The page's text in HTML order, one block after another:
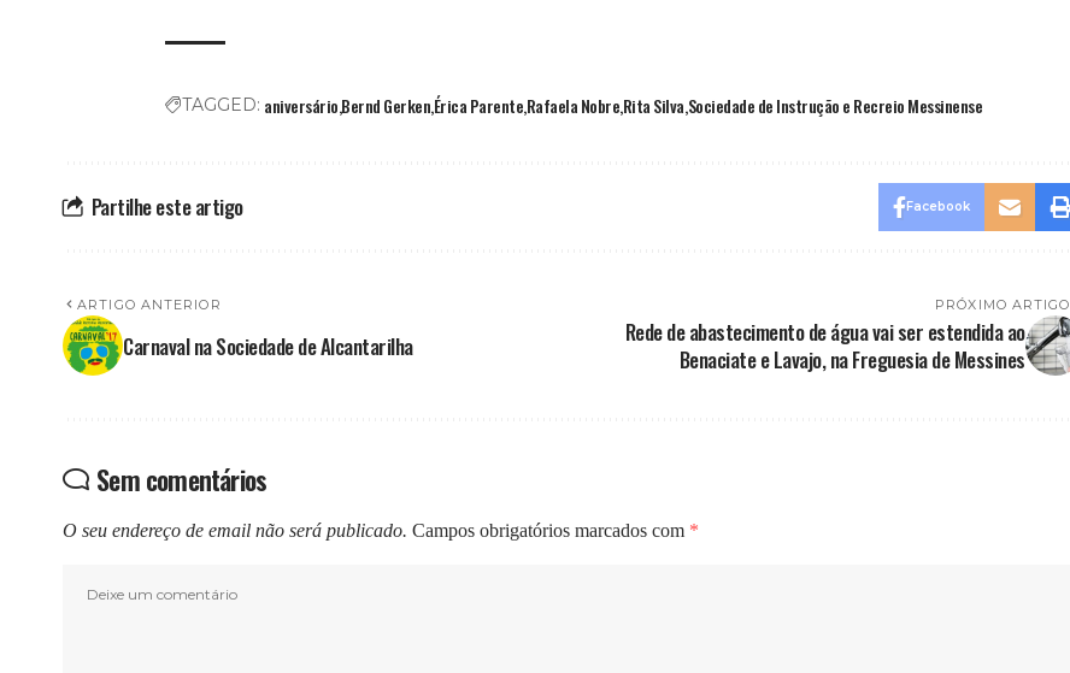
TAGGED: aniversárioBernd GerkenÉrica ParenteRafaela NobreRita SilvaSociedade de Instrução e Recreio Messinense
Partilhe este artigo Facebook
ARTIGO ANTERIOR
Carnaval na Sociedade de Alcantarilha
PRÓXIMO ARTIGO
Rede de abastecimento de água vai ser estendida ao
Benaciate e Lavajo, na Freguesia de Messines
Sem comentários
O seu endereço de email não será publicado. Campos obrigatórios marcados com *